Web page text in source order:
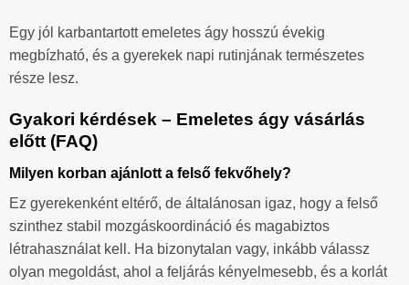
Egy jól karbantartott emeletes ágy hosszú évekig
megbízható, és a gyerekek napi rutinjának természetes
része lesz.
Gyakori kérdések – Emeletes ágy vásárlás
előtt (FAQ)
Milyen korban ajánlott a felső fekvőhely?
Ez gyerekenként eltérő, de általánosan igaz, hogy a felső
szinthez stabil mozgáskoordináció és magabiztos
létrahasználat kell. Ha bizonytalan vagy, inkább válassz
olyan megoldást, ahol a feljárás kényelmesebb, és a korlát